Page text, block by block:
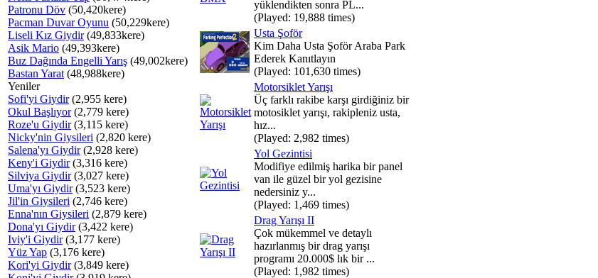
Patronu Döv (50,420kere)
Pacman Duvar Oyunu (50,229kere)
Liseli Kız Giydir(49,833kere)
Asik Mario (49,393kere)
Buz Dağında Engelli Yarış (49,002kere)
Bastan Yarat (48,988kere)
Yeniler
Sofi'yi Giydir(2,955 kere)
Okul Başlıyor(2,779 kere)
Roze'u Giydir(3,115 kere)
Nicky'nin Giysileri (2,820 kere)
Salena'yı Giydir(2,928 kere)
Keny'i Giydir(3,316 kere)
Silviya Giydir(3,027 kere)
Uma'yı Giydir(3,523 kere)
Jil'in Giysileri (2,746 kere)
Enna'nın Giysileri (2,879 kere)
Dona'yı Giydir(3,422 kere)
Iviy'i Giydir(3,177 kere)
Yüz Yap (3,176 kere)
Kori'yi Giydir(3,849 kere)
yüklendikten sonra PL...
(Played: 19,888 times)
Usta Şoför
Kim Daha Usta Şoför Araba Park
Ederek Kanıtlayın
(Played: 101,630 times)
Motorsiklet Yarışı
Üç farklı rakibe karşı girdiğiniz bir
motosiklet yarışı, rakipleniz usta,
hız...
(Played: 2,982 times)
Yol Gezintisi
Modifiye edilmiş harika bir panel
van ile güzel bir yol gezisine
nedersiniz y...
(Played: 1,469 times)
Drag Yarışı II
Çok mükemmel ve detaylı
hazırlanmış bir drag yarışı
programı 20.000$ lık bir ...
(Played: 1,982 times)